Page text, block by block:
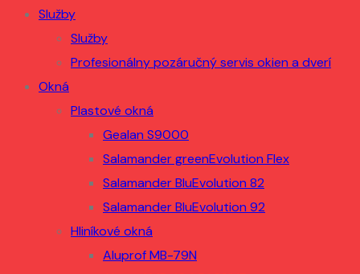
Služby
Služby
Profesionálny pozáručný servis okien a dverí
Okná
Plastové okná
Gealan S9000
Salamander greenEvolution Flex
Salamander BluEvolution 82
Salamander BluEvolution 92
Hliníkové okná
Aluprof MB-79N